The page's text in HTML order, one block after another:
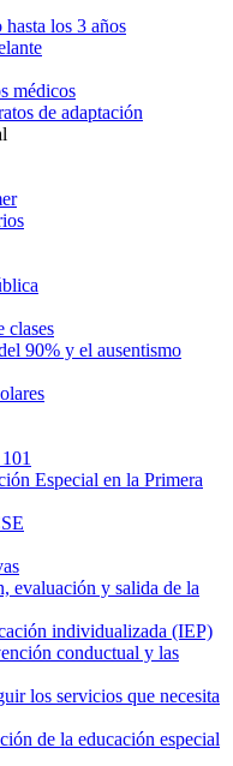
los 3 años
médicos
de adaptación
clases
90% y el ausentismo
Especial en la Primera
evaluación y salida de la
individualizada (IEP)
conductual y las
los servicios que necesita
de la educación especial